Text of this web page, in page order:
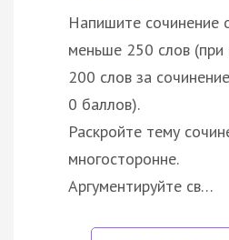
Напишите сочинение
меньше 250 слов
200 слов за
0 баллов).
Раскройте тему
многосторонне.
Аргументируйте св…